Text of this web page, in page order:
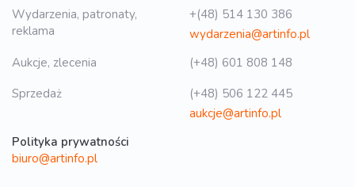
Wydarzenia, patronaty,
reklama
+(48) 514 130 386
wydarzenia@artinfo.pl
Aukcje, zlecenia
(+48) 601 808 148
Sprzedaż
(+48) 506 122 445
aukcje@artinfo.pl
Polityka prywatności
biuro@artinfo.pl